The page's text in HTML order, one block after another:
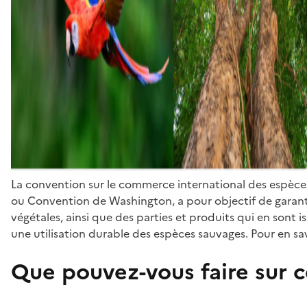
La convention sur le commerce international des
ou Convention de Washington, a pour objectif de
végétales, ainsi que des parties et produits qui en sont
une utilisation durable des espèces sauvages. Pour en
Que pouvez-vous faire sur